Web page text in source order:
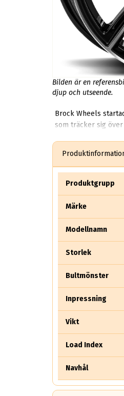
Bilden är en
djup och utseende.
Brock Wheels
som träcker sig
Produktgrupp
Märke
Modellnamn
Storlek
Bultmönster
Inpressning
Vikt
Load Index
Navhål